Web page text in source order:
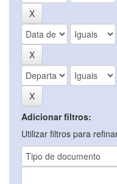
Adicionar filtros:
Utilizar filtros para